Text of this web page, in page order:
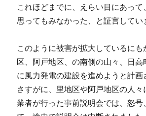
これほどまでに、えらい目にあっ
思ってもみなかった、と証言してい
このように被害が拡大しているに
区、阿戸地区、の南側の山々、日高
に風力発電の建設を進めようと計画
さすがに、里地区や阿戸地区の人
業者が行った事前説明会では、怒号